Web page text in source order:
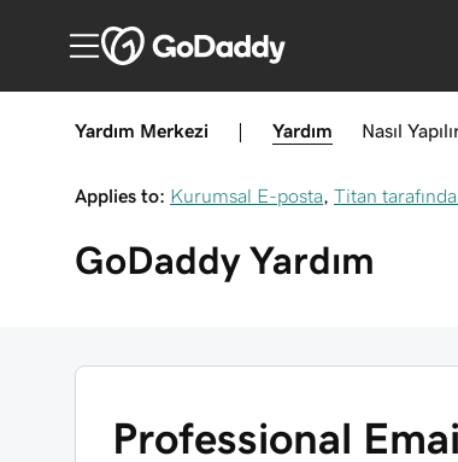
Yardım Merkezi Yardım Nasıl
Applies to: Kurumsal E-posta Titan
GoDaddy Yardım
Professional